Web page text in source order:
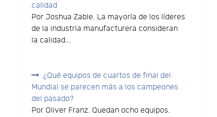
calidad
Por Joshua Zable. La mayoría de los líderes
de la industria manufacturera consideran
la calidad...
¿Qué equipos de cuartos de final del
Mundial se parecen más a los campeones
del pasado?
Por Oliver Franz. Quedan ocho equipos.